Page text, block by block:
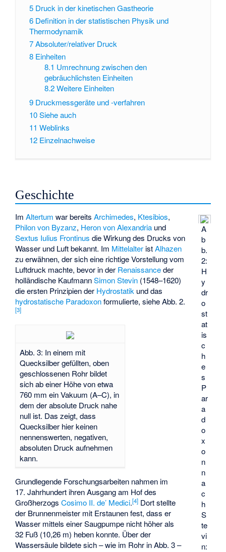
5 Druck in der kinetischen Gastheorie
6 Definition in der statistischen Physik und
Thermodynamik
7Absoluter/relativer Druck
8 Einheiten
8.1 Umrechnung zwischen den
gebräuchlichsten Einheiten
8.2 Weitere Einheiten
9 Druckmessgeräte und -verfahren
10Siehe auch
11 Weblinks
12 Einzelnachweise
Geschichte
A
b
b.
2:
H
y
dr
o
st
at
is
c
h
e
s
P
ar
a
d
o
x
o
n
n
a
c
h
S
te
vi
n:
ImAltertum war bereitsArchimedes, Ktesibios,
Philon von Byzanz, Heron von Alexandria und
Sextus Iulius Frontinus die Wirkung des Drucks von
Wasser und Luft bekannt. Im Mittelalter istAlhazen
zu erwähnen, der sich eine richtige Vorstellung vom
Luftdruck machte, bevor in der Renaissanceder
holländische KaufmannSimon Stevin (1548–1620)
die ersten Prinzipien der Hydrostatik und das
hydrostatische Paradoxonformulierte, siehe Abb. 2.
[3]
Abb. 3: In einem mit
Quecksilber gefüllten, oben
geschlossenen Rohr bildet
sich ab einer Höhe von etwa
760 mm ein Vakuum (A–C), in
dem der absolute Druck nahe
null ist. Das zeigt, dass
Quecksilber hier keinen
nennenswerten, negativen,
absoluten Druck aufnehmen
kann.
Grundlegende Forschungsarbeiten nahmen im
17. Jahrhundert ihren Ausgang am Hof des
GroßherzogsCosimo II. de’ Medici.[4] Dort stellte
der Brunnenmeister mit Erstaunen fest, dass er
Wasser mittels einer Saugpumpe nicht höher als
32 Fuß (10,26 m) heben konnte. Über der
Wassersäule bildete sich – wie im Rohr in Abb. 3 –